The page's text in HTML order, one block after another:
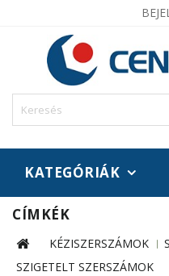
KATEGÓRIÁK
CÍMKÉK
KÉZISZERSZÁMOK
SZIGETELT SZERSZÁMOK